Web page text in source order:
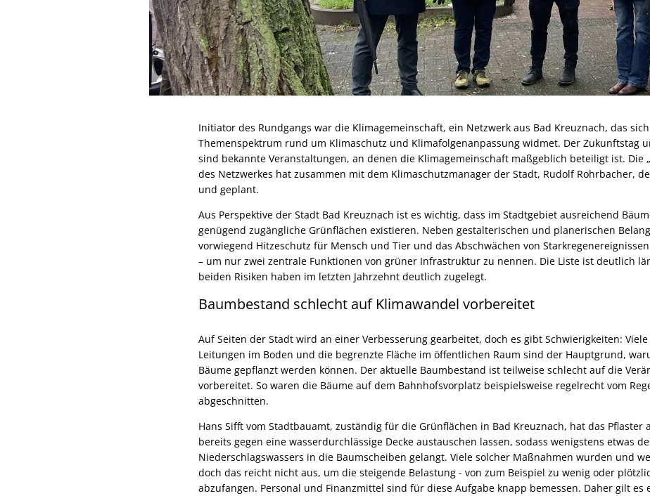
Initiator des Rundgangs war die Klimagemeinschaft, ein Netzwerk aus Bad Kreuznach, das
Themenspektrum rund um Klimaschutz und Klimafolgenanpassung widmet. Der Zukunftstag
sind bekannte Veranstaltungen, an denen die Klimagemeinschaft maßgeblich beteiligt ist. Die
des Netzwerkes hat zusammen mit dem Klimaschutzmanager der Stadt, Rudolf Rohrbacher,
und geplant.
Aus Perspektive der Stadt Bad Kreuznach ist es wichtig, dass im Stadtgebiet ausreichend
genügend zugängliche Grünflächen existieren. Neben gestalterischen und planerischen
vorwiegend Hitzeschutz für Mensch und Tier und das Abschwächen von
– um nur zwei zentrale Funktionen von grüner Infrastruktur zu nennen. Die Liste ist deutlich
beiden Risiken haben im letzten Jahrzehnt deutlich zugelegt.
Baumbestand schlecht auf Klimawandel vorbereitet
Auf Seiten der Stadt wird an einer Verbesserung gearbeitet, doch es gibt Schwierigkeiten:
Leitungen im Boden und die begrenzte Fläche im öffentlichen Raum sind der Hauptgrund,
Bäume gepflanzt werden können. Der aktuelle Baumbestand ist teilweise schlecht auf die
vorbereitet. So waren die Bäume auf dem Bahnhofsvorplatz beispielsweise regelrecht vom
abgeschnitten.
Hans Sifft vom Stadtbauamt, zuständig für die Grünflächen in Bad Kreuznach, hat das Pflaster
bereits gegen eine wasserdurchlässige Decke austauschen lassen, sodass wenigstens etwas
Niederschlagswassers in die Baumscheiben gelangt. Viele solcher Maßnahmen wurden und
doch das reicht nicht aus, um die steigende Belastung - von zum Beispiel zu wenig oder
abzufangen. Personal und Finanzmittel sind für diese Aufgabe knapp bemessen. Daher gilt es